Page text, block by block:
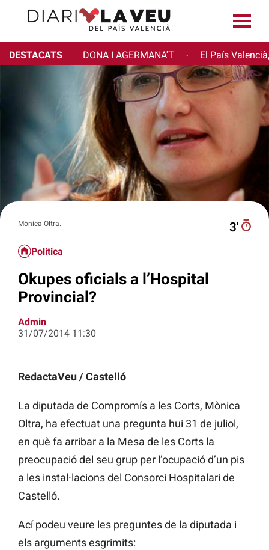
DESTACATS DONA I AGERMANA'T · El País
Mònica Oltra. 3′
Política
Okupes oficials a l’Hospital
Provincial?
Admin
31/07/2014 11:30
RedactaVeu / Castelló
La diputada de Compromís a les Corts, Mònica
Oltra, ha efectuat una pregunta hui 31 de juliol,
en què fa arribar a la Mesa de les Corts la
preocupació del seu grup per l’ocupació d’un pis
a les instal·lacions del Consorci Hospitalari de
Castelló.
Ací podeu veure les preguntes de la diputada i
els arguments esgrimits: